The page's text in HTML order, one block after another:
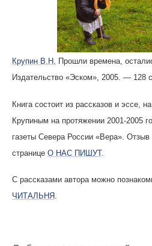
Крупин В.Н. Прошли времена,
Издательство «Эском», 2005. — 128
Книга состоит из рассказов и эссе,
Крупиным на протяжении 2001-2005
газеты Севера России «Вера». Отзыв
странице О НАС ПИШУТ.
С рассказами автора можно
ЧИТАЛЬНЯ .